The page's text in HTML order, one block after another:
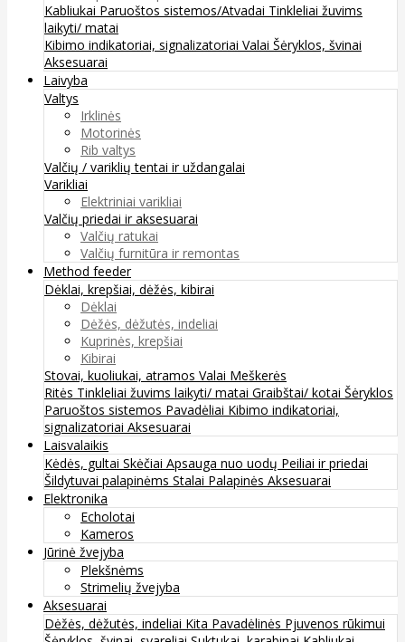
Kabliukai Paruoštos sistemos/Atvadai Tinkleliai žuvims
laikyti/ matai
Kibimo indikatoriai, signalizatoriai Valai Šėryklos, švinai
Aksesuarai
Laivyba
Valtys
Irklinės
Motorinės
Rib valtys
Valčių / variklių tentai ir uždangalai
Varikliai
Elektriniai varikliai
Valčių priedai ir aksesuarai
Valčių ratukai
Valčių furnitūra ir remontas
Method feeder
Dėklai, krepšiai, dėžės, kibirai
Dėklai
Dėžės, dėžutės, indeliai
Kuprinės, krepšiai
Kibirai
Stovai, kuoliukai, atramos Valai Meškerės
Ritės Tinkleliai žuvims laikyti/ matai Graibštai/ kotai Šėryklos
Paruoštos sistemos Pavadėliai Kibimo indikatoriai,
signalizatoriai Aksesuarai
Laisvalaikis
Kėdės, gultai Skėčiai Apsauga nuo uodų Peiliai ir priedai
Šildytuvai palapinėms Stalai Palapinės Aksesuarai
Elektronika
Echolotai
Kameros
Jūrinė žvejyba
Plekšnėms
Strimelių žvejyba
Aksesuarai
Dėžės, dėžutės, indeliai Kita Pavadėlinės Pjuvenos rūkimui